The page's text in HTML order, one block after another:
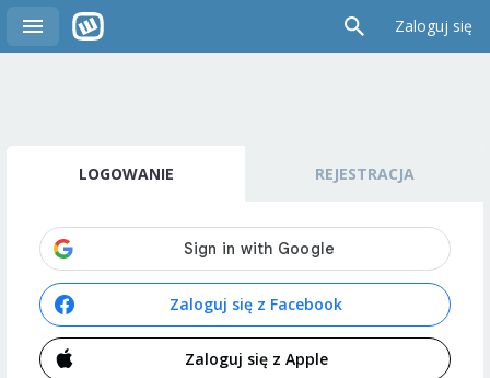
Zaloguj się
LOGOWANIE REJESTRACJA
Zaloguj się z Facebook
Zaloguj się z Apple